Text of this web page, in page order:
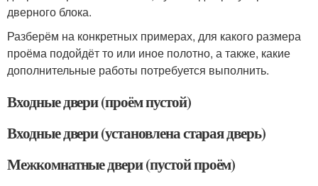
дверного блока.
Разберём на конкретных примерах, для какого размера
проёма подойдёт то или иное полотно, а также, какие
дополнительные работы потребуется выполнить.
Входные двери (проём пустой)
Входные двери (установлена старая дверь)
Межкомнатные двери (пустой проём)